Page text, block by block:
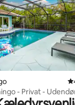
bedømmelse,
- Privat -